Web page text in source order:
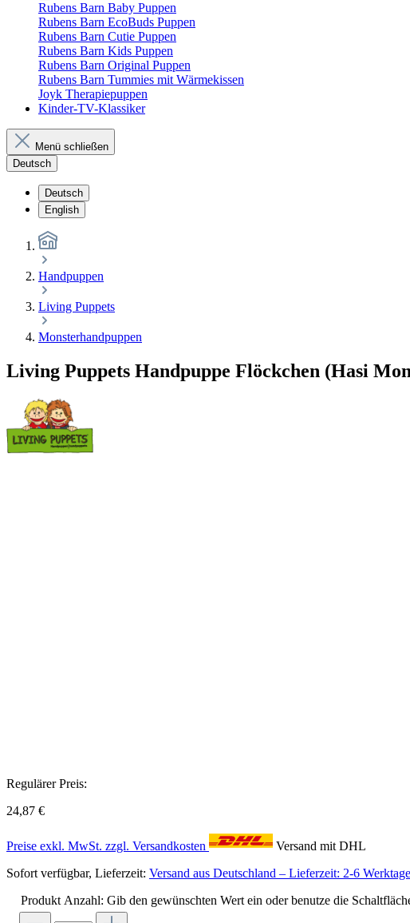
Rubens Barn Baby Puppen
Rubens Barn EcoBuds Puppen
Rubens Barn Cutie Puppen
Rubens Barn Kids Puppen
Rubens Barn Original Puppen
Rubens Barn Tummies mit Wärmekissen
Joyk Therapiepuppen
Kinder-TV-Klassiker
Menü schließen
Deutsch
Deutsch
English
Handpuppen
Living Puppets
Monsterhandpuppen
Living Puppets Handpuppe Flöckchen (Hasi
Regulärer Preis:
24,87 €
Preise exkl. MwSt. zzgl. Versandkosten
Versand mit DHL
Sofort verfügbar, Lieferzeit: Versand aus Deutschland – Lieferzeit: 2-6
Produkt Anzahl: Gib den gewünschten Wert ein oder benutze die